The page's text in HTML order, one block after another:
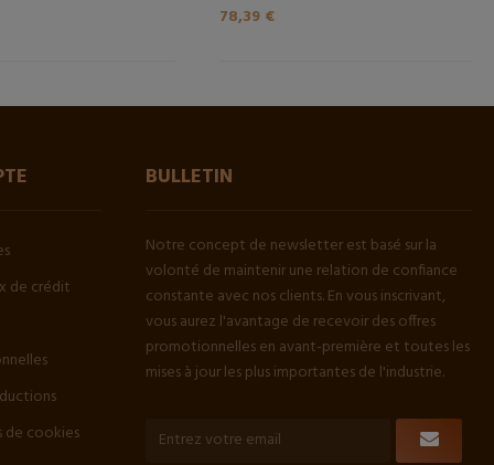
78,39 €
de crédit
de cookies
BULLETIN
Notre concept de newsletter est basé sur la
volonté de maintenir une relation de confiance
constante avec nos clients. En vous inscrivant,
vous aurez l'avantage de recevoir des offres
promotionnelles en avant-première et toutes les
mises à jour les plus importantes de l'industrie.